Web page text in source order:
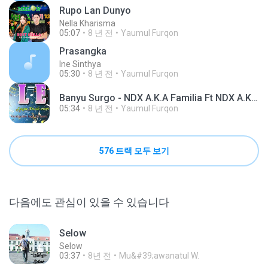
Rupo Lan Dunyo
Nella Kharisma
05:07
8 년 전 Yaumul Furqon
Prasangka
Ine Sinthya
05:30
8 년 전 Yaumul Furqon
Banyu Surgo - NDX A.K.A Familia Ft NDX A.K.A Familia Karanganyar (Lirik).mp3
05:34 8 년 전 Yaumul Furqon
576 트랙 모두 보기
다음에도 관심이 있을 수 있습니다
Selow
Selow
03:37
8년 전 Mu&#39;awanatul W.